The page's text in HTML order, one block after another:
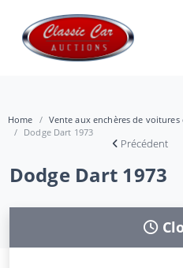
Home
Vente aux enchères de
Dodge Dart 1973
Précédent
Dodge Dart 1973